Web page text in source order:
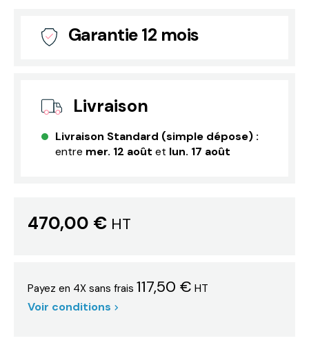
Garantie 12 mois
Livraison
Livraison Standard (simple dépose) :
entre mer. 12 août et lun. 17 août
470,00 €HT
Payez en 4X sans frais 117,50 € HT
Voir conditions